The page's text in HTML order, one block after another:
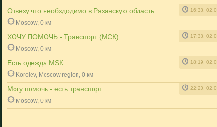
Отвезу что необхдодимо в Рязанскую область 16:38,
Moscow, 0 км
ХОЧУ ПОМОЧЬ - Транспорт (МСК) 17:38,
Moscow, 0 км
Есть одежда MSK 18:19,
Korolev, Moscow region, 0 км
Могу помочь - есть транспорт 22:20,
Moscow, 0 км